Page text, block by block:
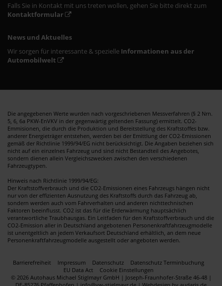
Falls Sie in Kontakt mit uns treten wollen, gehen Sie bitte direkt zum
Kontaktformular
News und Aktuelles
Wir sorgen für interessante & spezielle Informationen aus der
Automobilwelt
Die angegebenen Werte wurden nach vorgeschriebenen Messverfahren (§ 2 Nrn.
5, 6, 6a PKW-EnVKV in der gegenwärtig geltenden Fassung) ermittelt. CO2-
Emmisionen, die durch die Produktion und Bereitstellung des Kraftstoffes bzw.
anderer Energieträger entstehen, werden bei der Emittlung der CO2-Emissionen
gemäß der Richtlinie 1999/94/EG nicht berücksichtigt. Die Angaben beziehen sich
nicht auf ein einzelnes Fahrzeug und sind nicht Bestandteil des Angebotes,
sondern dienen allein Vergleichszwecken zwischen den verschiedenen
Fahrzeugtypen.
Hinweis nach Richtlinie 1999/94/EG:
Der Kraftstoffverbrauch und die CO2-Emissionen eines Fahrzeugs hängen nicht
nur von der effizienten Ausnutzung des Kraftstoffs durch das Fahrzeug ab,
sondern werden auch vom Fahrverhalten und anderen nichttechnischen
Faktoren beeinflusst. CO2 ist das für die Erderwärmung hauptsächlich
verantwortliche Traubhausgas. Ein Leitfaden für den Kraftstoffverbrauch und die
CO2-Emission aller in Deutschland angebotenen Personenkraftfahrzeugmodelle
ist unentgeltlich an jedem Verkaufsort Deutschland erhältlich, an dem neue
Personenkraftfahrzeugmodelle ausgestellt oder angeboten werden.
Barrierefreiheit Impressum Datenschutz
Datenschutz Terminbuchung
EU Data Act
Cookie Einstellungen
© 2026 Autohaus Michael Stiglmayr GmbH | Joseph-Fraunhofer-Straße 46-48 |
DE-85276 Pfaffenhofen | info@vw-stiglmayr.de | Webdesign by audaris.de